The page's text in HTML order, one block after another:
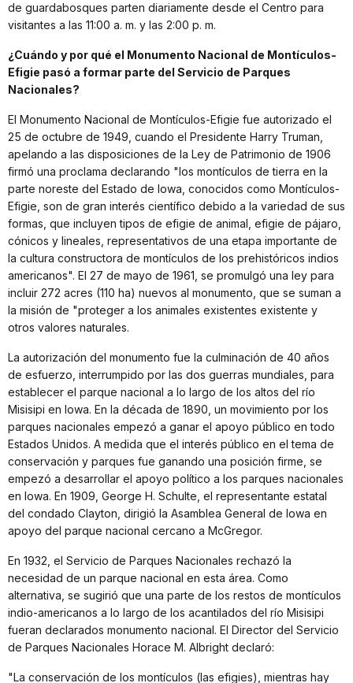
de guardabosques parten diariamente desde el Centro para
visitantes a las 11:00 a. m. y las 2:00 p. m.
¿Cuándo y por qué el Monumento Nacional de Montículos-
Efigie pasó a formar parte del Servicio de Parques
Nacionales?
El Monumento Nacional de Montículos-Efigie fue autorizado el
25 de octubre de 1949, cuando el Presidente Harry Truman,
apelando a las disposiciones de la Ley de Patrimonio de 1906
firmó una proclama declarando "los montículos de tierra en la
parte noreste del Estado de Iowa, conocidos como Montículos-
Efigie, son de gran interés científico debido a la variedad de sus
formas, que incluyen tipos de efigie de animal, efigie de pájaro,
cónicos y lineales, representativos de una etapa importante de
la cultura constructora de montículos de los prehistóricos indios
americanos". El 27 de mayo de 1961, se promulgó una ley para
incluir 272 acres (110 ha) nuevos al monumento, que se suman a
la misión de "proteger a los animales existentes existente y
otros valores naturales.
La autorización del monumento fue la culminación de 40 años
de esfuerzo, interrumpido por las dos guerras mundiales, para
establecer el parque nacional a lo largo de los altos del río
Misisipi en Iowa. En la década de 1890, un movimiento por los
parques nacionales empezó a ganar el apoyo público en todo
Estados Unidos. A medida que el interés público en el tema de
conservación y parques fue ganando una posición firme, se
empezó a desarrollar el apoyo político a los parques nacionales
en Iowa. En 1909, George H. Schulte, el representante estatal
del condado Clayton, dirigió la Asamblea General de Iowa en
apoyo del parque nacional cercano a McGregor.
En 1932, el Servicio de Parques Nacionales rechazó la
necesidad de un parque nacional en esta área. Como
alternativa, se sugirió que una parte de los restos de montículos
indio-americanos a lo largo de los acantilados del río Misisipi
fueran declarados monumento nacional. El Director del Servicio
de Parques Nacionales Horace M. Albright declaró:
"La conservación de los montículos (las efigies), mientras hay